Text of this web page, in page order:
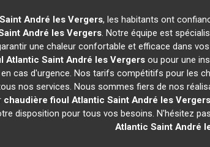
Saint André les Vergers, les habitants ont
André les Vergers. Notre équipe est
une chaleur confortable et efficace dans
Atlantic Saint André les Vergersou pour une
cas d'urgence. Nos tarifs compétitifs pour les
nos services. Nous sommes fiers de nos
chaudière fioul Atlantic Saint André les Vergers
disposition pour tous vos besoins. N'hésitez
Atlantic Saint André